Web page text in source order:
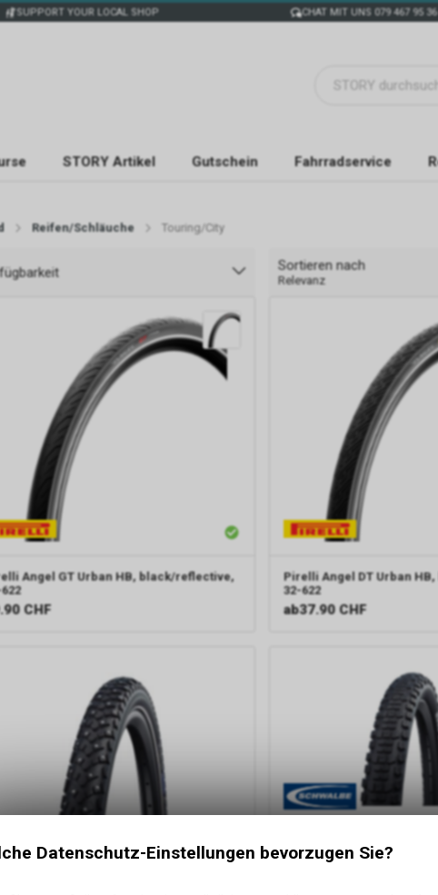
SUPPORT YOUR LOCAL SHOP CHAT MIT UNS 079 467 95 36
STORY Artikel Gutschein Fahrradservice
Reifen/Schläuche Touring/City
Sortieren nach
Relevanz
Angel GT Urban HB, black/reflective,
CHF
Pirelli Angel DT Urban
32-622
ab37.90 CHF
Schwalbe Pneu Johnny
Double Defense Addix Falt
Datenschutz-Einstellungen bevorzugen Sie?